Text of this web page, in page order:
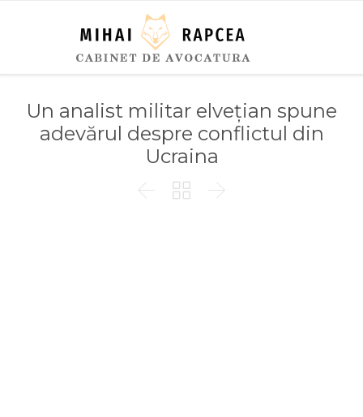
Un analist militar elvețian spune
adevărul despre conflictul din
Ucraina
  